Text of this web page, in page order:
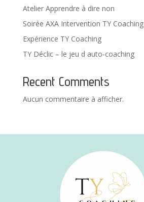
Atelier Apprendre à dire non
Soirée AXA Intervention TY Coaching
Expérience TY Coaching
TY Déclic – le jeu d auto-coaching
Recent Comments
Aucun commentaire à afficher.